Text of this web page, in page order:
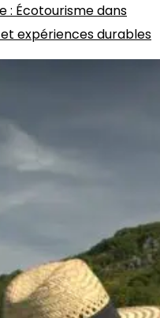
: Écotourisme dans
et expériences durables